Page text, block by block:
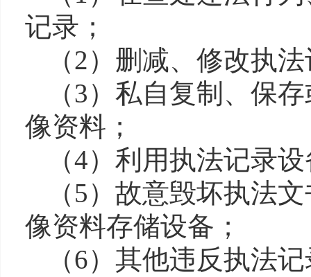
记录；
（2）删减、修改执
（3）私自复制、保
像资料；
（4）利用执法记录
（5）故意毁坏执法
像资料存储设备；
（6）其他违反执法